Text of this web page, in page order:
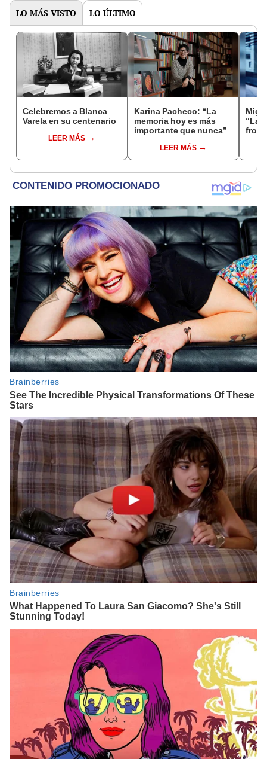
LO MÁS VISTO LO ÚLTIMO
Celebremos a Blanca
Varela en su centenario
LEER MÁS
Karina Pacheco: “La
memoria hoy es más
importante que nunca”
LEER MÁS
“La